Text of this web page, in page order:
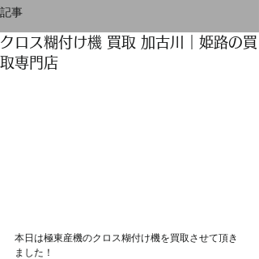
記事
クロス糊付け機 買取 加古川｜姫路の買
取専門店
本日は極東産機のクロス糊付け機を買取させて頂き
ました！